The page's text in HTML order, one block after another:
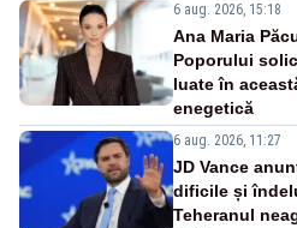
6 aug. 2026, 15:18
Ana Maria
Poporului
luate în
enegetică
6 aug. 2026, 11:27
JD Vance
dificile și
Teheranul